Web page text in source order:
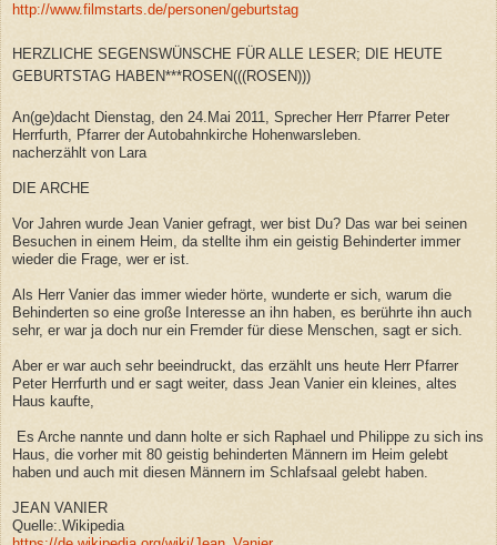
http://www.filmstarts.de/personen/geburtstag
HERZLICHE SEGENSWÜNSCHE FÜR ALLE LESER; DIE HEUTE
GEBURTSTAG HABEN***ROSEN(((ROSEN)))
An(ge)dacht Dienstag, den 24.Mai 2011, Sprecher Herr Pfarrer Peter
Herrfurth, Pfarrer der Autobahnkirche Hohenwarsleben.
nacherzählt von Lara
DIE ARCHE
Vor Jahren wurde Jean Vanier gefragt, wer bist Du? Das war bei seinen
Besuchen in einem Heim, da stellte ihm ein geistig Behinderter immer
wieder die Frage, wer er ist.
Als Herr Vanier das immer wieder hörte, wunderte er sich, warum die
Behinderten so eine große Interesse an ihn haben, es berührte ihn auch
sehr, er war ja doch nur ein Fremder für diese Menschen, sagt er sich.
Aber er war auch sehr beeindruckt, das erzählt uns heute Herr Pfarrer
Peter Herrfurth und er sagt weiter, dass Jean Vanier ein kleines, altes
Haus kaufte,
Es Arche nannte und dann holte er sich Raphael und Philippe zu sich ins
Haus, die vorher mit 80 geistig behinderten Männern im Heim gelebt
haben und auch mit diesen Männern im Schlafsaal gelebt haben.
JEAN VANIER
Quelle:.Wikipedia